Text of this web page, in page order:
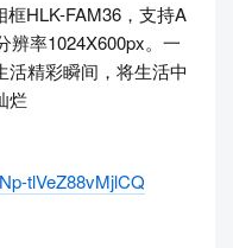
HLK-FAM36，支持A
辨率1024X600px。一
精彩瞬间，将生活中
烂
tlVeZ88vMjlCQ